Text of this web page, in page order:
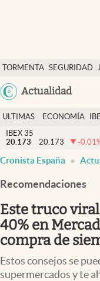
TORMENTA SEGURIDAD
Actualidad
Economía y finanzas
Política
Actualidad
Criptomonedas
España
ULTIMAS
NOTICIAS
ECONOMÍA
FINANZAS
IBEX 35
20.173
20.173 -0.01
Cronista España
Recomendaciones
Este truco
40% en
compra de
Estos consejos se
supermercados y te